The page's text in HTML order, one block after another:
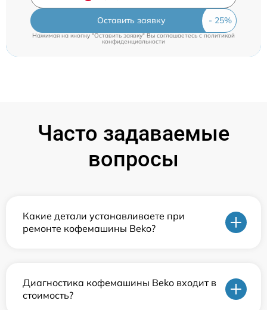
Оставить заявку
Нажимая на кнопку "Оставить заявку" Вы соглашаетесь cполитикой
конфиденциальности
Часто задаваемые
вопросы
Какие детали устанавливаете при
ремонте кофемашины Beko?
Диагностика кофемашины Beko входит в
стоимость?